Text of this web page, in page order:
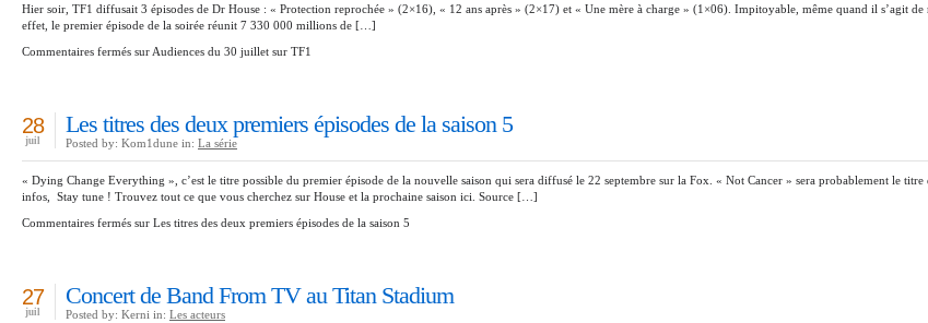
Hier soir, TF1 diffusait 3 épisodes de Dr House : « Protection reprochée » (2×16), « 12 ans après » (2×17) et « Une mère à charge » (1×06). Impitoyable, même quand il s’agit
effet, le premier épisode de la soirée réunit 7 330 000 millions de […]
Commentaires fermés sur Audiences du 30 juillet sur TF1
Les titres des deux premiers épisodes de la saison 5
28
juil Posted by: Kom1dune in: La série
« Dying Change Everything », c’est le titre possible du premier épisode de la nouvelle saison qui sera diffusé le 22 septembre sur la Fox. « Not Cancer » sera probablement le
infos, Stay tune ! Trouvez tout ce que vous cherchez sur House et la prochaine saison ici. Source […]
Commentaires fermés sur Les titres des deux premiers épisodes de la saison 5
Concert de Band From TV au Titan Stadium
27
juil Posted by: Kerni in: Les acteurs